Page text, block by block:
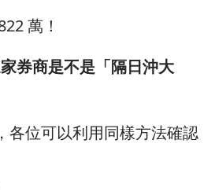
萬！
券商是不是「隔日沖大
各位可以利用同樣方法確認